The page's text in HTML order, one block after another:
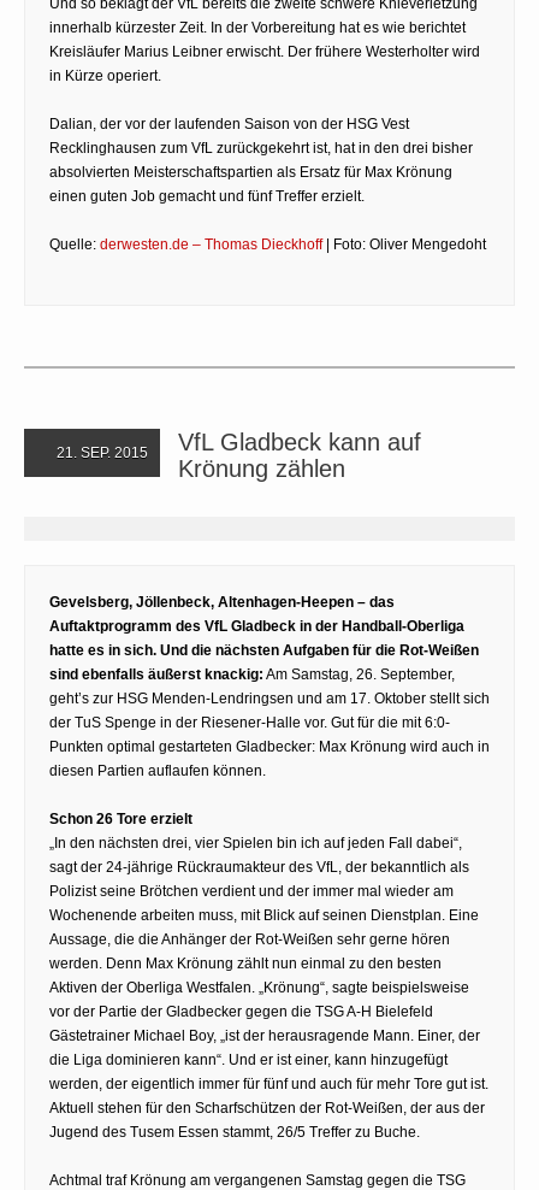
Und so beklagt der VfL bereits die zweite schwere Knieverletzung
innerhalb kürzester Zeit. In der Vorbereitung hat es wie berichtet
Kreisläufer Marius Leibner erwischt. Der frühere Westerholter wird
in Kürze operiert.
Dalian, der vor der laufenden Saison von der HSG Vest
Recklinghausen zum VfL zurückgekehrt ist, hat in den drei bisher
absolvierten Meisterschaftspartien als Ersatz für Max Krönung
einen guten Job gemacht und fünf Treffer erzielt.
Quelle: derwesten.de – Thomas Dieckhoff| Foto: Oliver Mengedoht
21. SEP. 2015
VfL Gladbeck kann auf
Krönung zählen
Gevelsberg, Jöllenbeck, Altenhagen-Heepen – das
Auftaktprogramm des VfL Gladbeck in der Handball-Oberliga
hatte es in sich. Und die nächsten Aufgaben für die Rot-Weißen
sind ebenfalls äußerst knackig: Am Samstag, 26. September,
geht’s zur HSG Menden-Lendringsen und am 17. Oktober stellt sich
der TuS Spenge in der Riesener-Halle vor. Gut für die mit 6:0-
Punkten optimal gestarteten Gladbecker: Max Krönung wird auch in
diesen Partien auflaufen können.
Schon 26 Tore erzielt
„In den nächsten drei, vier Spielen bin ich auf jeden Fall dabei“,
sagt der 24-jährige Rückraumakteur des VfL, der bekanntlich als
Polizist seine Brötchen verdient und der immer mal wieder am
Wochenende arbeiten muss, mit Blick auf seinen Dienstplan. Eine
Aussage, die die Anhänger der Rot-Weißen sehr gerne hören
werden. Denn Max Krönung zählt nun einmal zu den besten
Aktiven der Oberliga Westfalen. „Krönung“, sagte beispielsweise
vor der Partie der Gladbecker gegen die TSG A-H Bielefeld
Gästetrainer Michael Boy, „ist der herausragende Mann. Einer, der
die Liga dominieren kann“. Und er ist einer, kann hinzugefügt
werden, der eigentlich immer für fünf und auch für mehr Tore gut ist.
Aktuell stehen für den Scharfschützen der Rot-Weißen, der aus der
Jugend des Tusem Essen stammt, 26/5 Treffer zu Buche.
Achtmal traf Krönung am vergangenen Samstag gegen die TSG